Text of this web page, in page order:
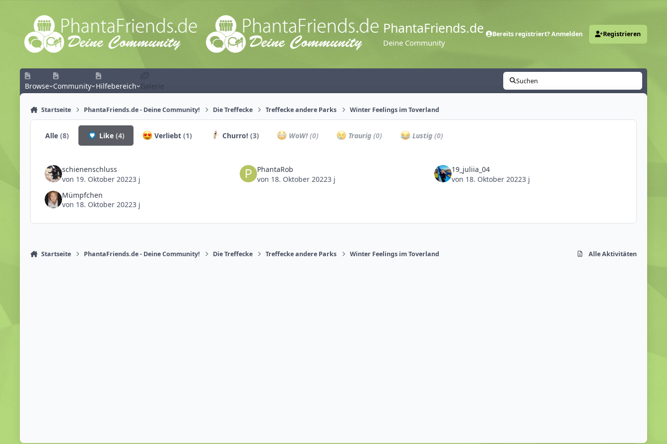
Zum Inhalt springen
PhantaFriends.de
Deine Community
Bereits registriert? Anmelden Registrieren
Browse Community Hilfebereich Galerie
Suchen
Startseite PhantaFriends.de - Deine Community! Die Treffecke Treffecke andere Parks Winter Feelings im Toverland
Alle(8) Like (4) Verliebt(1) Churro! (3) WoW!(0) Traurig(0) Lustig (0)
schienenschluss
von 19. Oktober 20223 j
PhantaRob
von 18. Oktober 20223 j
19_juliia_04
von 18. Oktober 20223 j
Mümpfchen
von 18. Oktober 20223 j
Startseite PhantaFriends.de - Deine Community! Die Treffecke Treffecke andere Parks Winter Feelings im Toverland Alle Aktivitäten